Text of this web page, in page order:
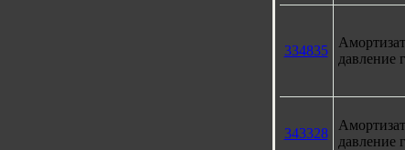
334835
давление
343328
давление